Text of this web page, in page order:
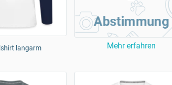
langarm
Abstimmung
Mehr erfahren